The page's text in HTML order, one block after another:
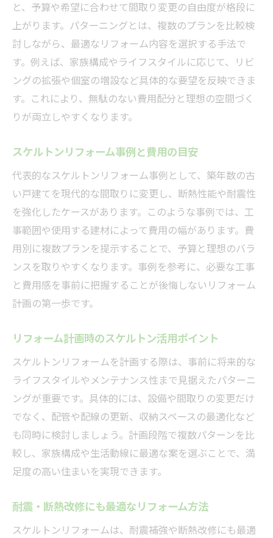
と、予算や希望に合わせて間取り変更の自由度が格段に
上がります。パターニングとは、複数のプランを比較検
討しながら、最適なリフォーム内容を選択する手法で
す。例えば、家族構成やライフスタイルに応じて、リビ
ングの拡張や個室の増設など具体的な要望を反映できま
す。これにより、無駄のない費用配分と理想の空間づく
りが両立しやすくなります。
スケルトンリフォーム事例と費用の目安
代表的なスケルトンリフォーム事例として、築年数の古
い戸建てを現代的な間取りに変更し、断熱性能や耐震性
を強化したケースがあります。このような事例では、工
事範囲や使用する建材によって費用の幅があります。費
用別に複数プランを提示することで、予算と理想のバラ
ンスを取りやすくなります。事例を参考に、必要な工事
と費用感を事前に把握することが後悔しないリフォーム
計画の第一歩です。
リフォーム計画時のスケルトン活用ポイント
スケルトンリフォームを計画する際は、事前に将来的な
ライフスタイルやメンテナンス性まで見据えたパターニ
ングが重要です。具体的には、設備や間取りの変更だけ
でなく、配管や配線の更新、収納スペースの最適化など
も同時に検討しましょう。計画段階で複数パターンを比
較し、家族構成や生活動線に最適な案を選ぶことで、満
足度の高い住まいを実現できます。
耐震・断熱改修にも最適なリフォーム方法
スケルトンリフォームは、耐震補強や断熱改修にも最適